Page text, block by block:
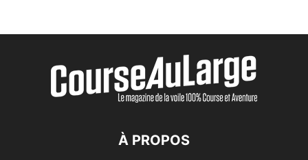
À PROPOS